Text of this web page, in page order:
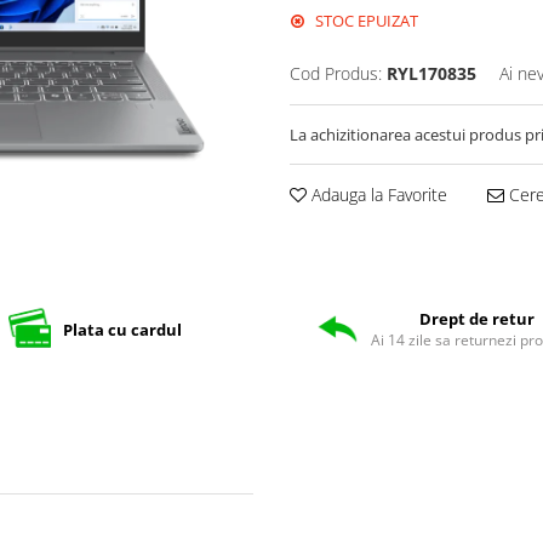
STOC EPUIZAT
Cod Produs: RYL170835 Ai
La achizitionarea acestui produs
Adauga la Favorite
Plata cu cardul Drept de retur
Ai 14 zile sa returnezi